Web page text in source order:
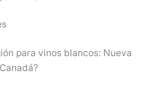
para vinos blancos: Nueva